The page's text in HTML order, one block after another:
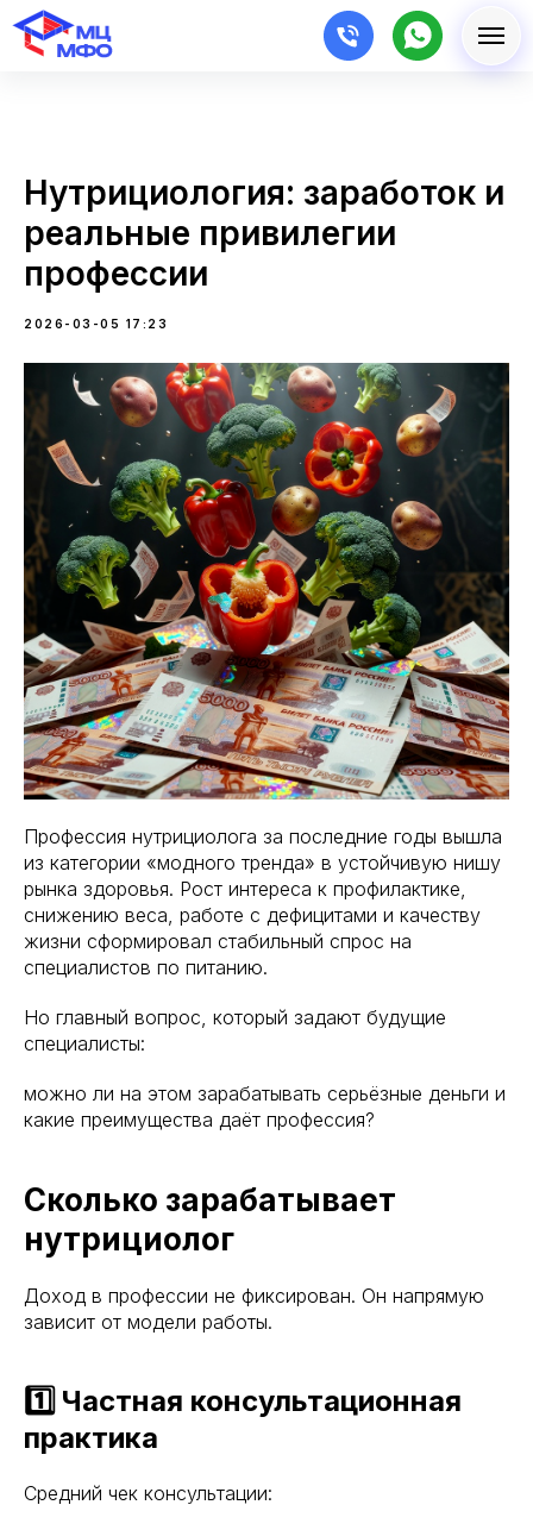
Нутрициология: заработок и
реальные привилегии
профессии
2026-03-05 17:23
Профессия нутрициолога за последние годы вышла
из категории «модного тренда» в устойчивую нишу
рынка здоровья. Рост интереса к профилактике,
снижению веса, работе с дефицитами и качеству
жизни сформировал стабильный спрос на
специалистов по питанию.
Но главный вопрос, который задают будущие
специалисты:
можно ли на этом зарабатывать серьёзные деньги и
какие преимущества даёт профессия?
Сколько зарабатывает
нутрициолог
Доход в профессии не фиксирован. Он напрямую
зависит от модели работы.
1️⃣ Частная консультационная
практика
Средний чек консультации: